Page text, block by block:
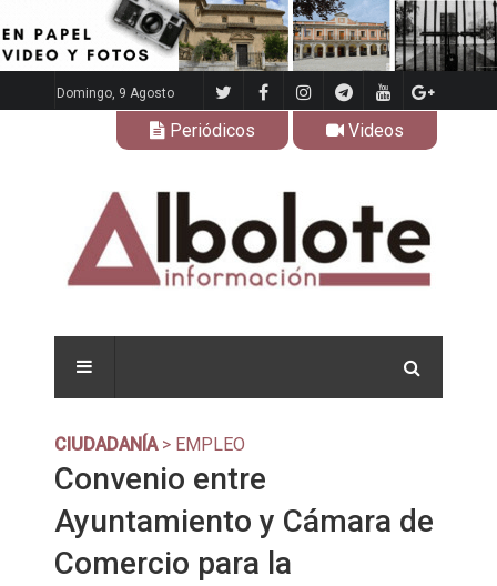
Domingo, 9 Agosto
Periódicos Videos
CIUDADANÍA> EMPLEO
Convenio entre
Ayuntamiento y Cámara de
Comercio para la